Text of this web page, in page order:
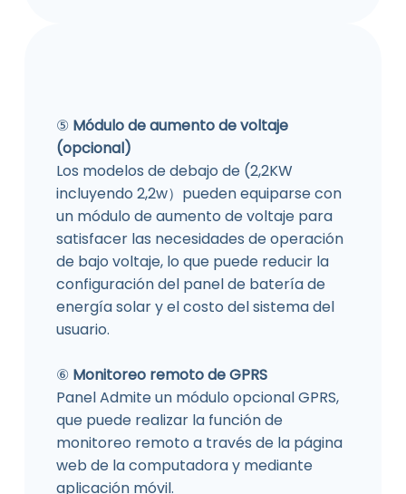
⑤ Módulo de aumento de voltaje
(opcional)
Los modelos de debajo de (2,2KW
incluyendo 2,2w）pueden equiparse con
un módulo de aumento de voltaje para
satisfacer las necesidades de operación
de bajo voltaje, lo que puede reducir la
configuración del panel de batería de
energía solar y el costo del sistema del
usuario.
⑥ Monitoreo remoto de GPRS
Panel Admite un módulo opcional GPRS,
que puede realizar la función de
monitoreo remoto a través de la página
web de la computadora y mediante
aplicación móvil.